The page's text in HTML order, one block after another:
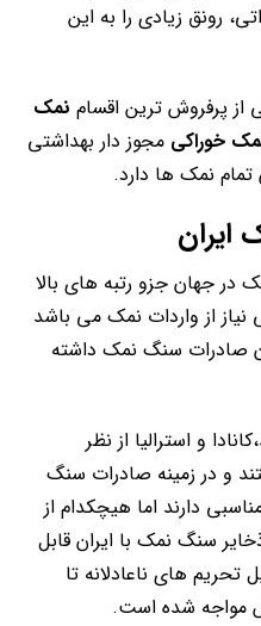
رونق زیادی را به این
پرفروش ترین اقسام نمک
خوراکی مجوز دار بهداشتی
نمک ها دارد.
ایران
در جهان جزو رتبه های بالا
از واردات نمک می باشد
صادرات سنگ نمک داشته
و استرالیا از نظر
و در زمینه صادرات سنگ
دارند اما هیچکدام از
سنگ نمک با ایران قابل
تحریم های ناعادلانه تا
مواجه شده است.